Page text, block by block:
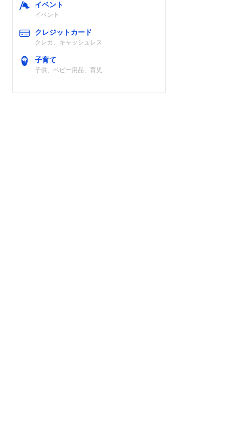
イベント
イベント
クレジットカード
クレカ、キャッシュレス
子育て
子供、ベビー用品、育児